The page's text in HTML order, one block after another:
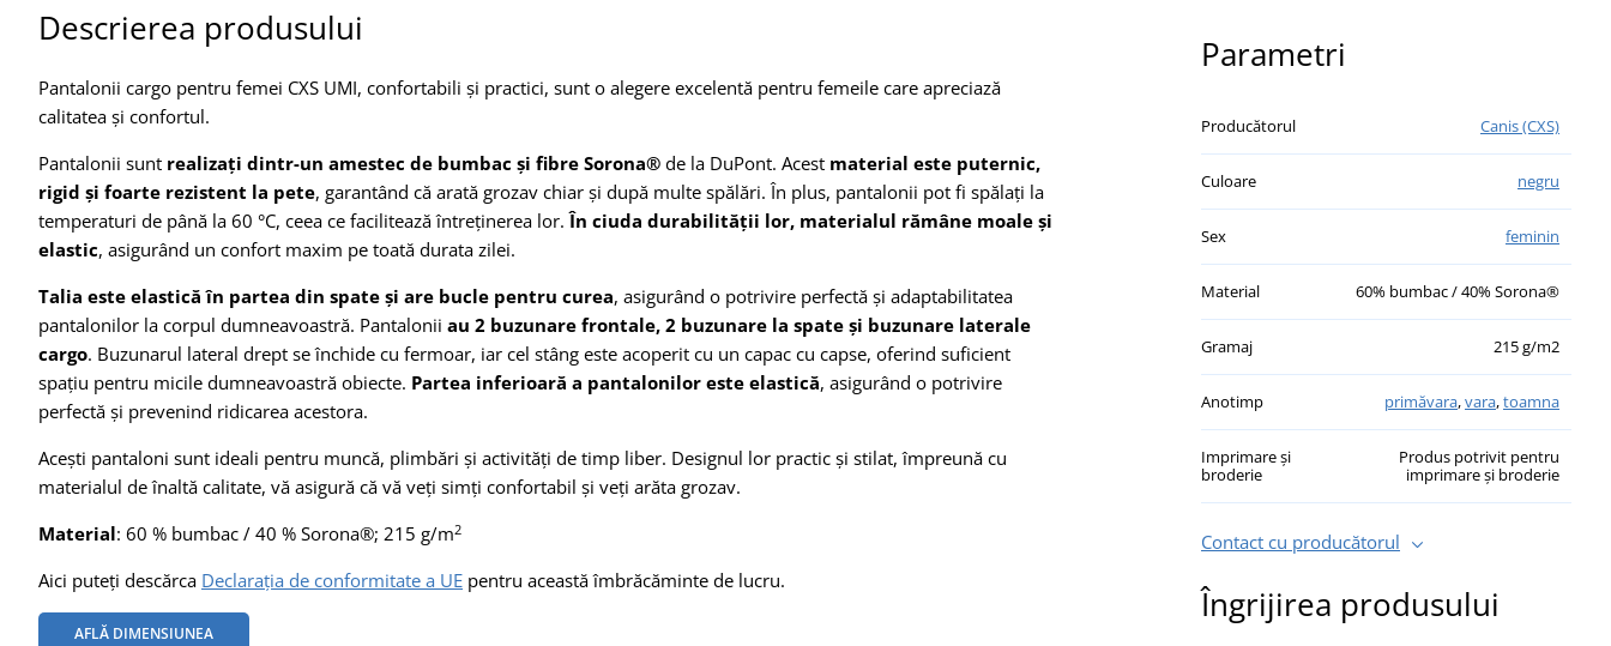
Descrierea produsului
Pantalonii cargo pentru femei CXS UMI, confortabili și practici, sunt o alegere excelentă pentru femeile care apreciază
calitatea și confortul.
Pantalonii sunt realizați dintr-un amestec de bumbac și fibre Sorona® de la DuPont. Acest material este puternic,
rigid și foarte rezistent la pete, garantând că arată grozav chiar și după multe spălări. În plus, pantalonii pot fi spălați la
temperaturi de până la 60 °C, ceea ce facilitează întreținerea lor.În ciuda durabilității lor, materialul rămâne moale și
elastic, asigurând un confort maxim pe toată durata zilei.
Talia este elastică în partea din spate și are bucle pentru curea, asigurând o potrivire perfectă și adaptabilitatea
pantalonilor la corpul dumneavoastră. Pantalonii au 2 buzunare frontale, 2 buzunare la spate și buzunare laterale
cargo. Buzunarul lateral drept se închide cu fermoar, iar cel stâng este acoperit cu un capac cu capse, oferind suficient
spațiu pentru micile dumneavoastră obiecte. Partea inferioară a pantalonilor este elastică, asigurând o potrivire
perfectă și prevenind ridicarea acestora.
Acești pantaloni sunt ideali pentru muncă, plimbări și activități de timp liber. Designul lor practic și stilat, împreună cu
materialul de înaltă calitate, vă asigură că vă veți simți confortabil și veți arăta grozav.
Material: 60 % bumbac / 40 % Sorona®; 215 g/m2
Aici puteți descărca Declarația de conformitate a UE pentru această îmbrăcăminte de lucru.
AFLĂ DIMENSIUNEA
Parametri
Producătorul Canis (CXS)
Culoare negru
Sex feminin
Material 60% bumbac / 40% Sorona®
Gramaj 215 g/m2
Anotimp primăvara,vara,toamna
Imprimare și
broderie
Produs potrivit pentru
imprimare și broderie
Contact cu producătorul
Îngrijirea produsului